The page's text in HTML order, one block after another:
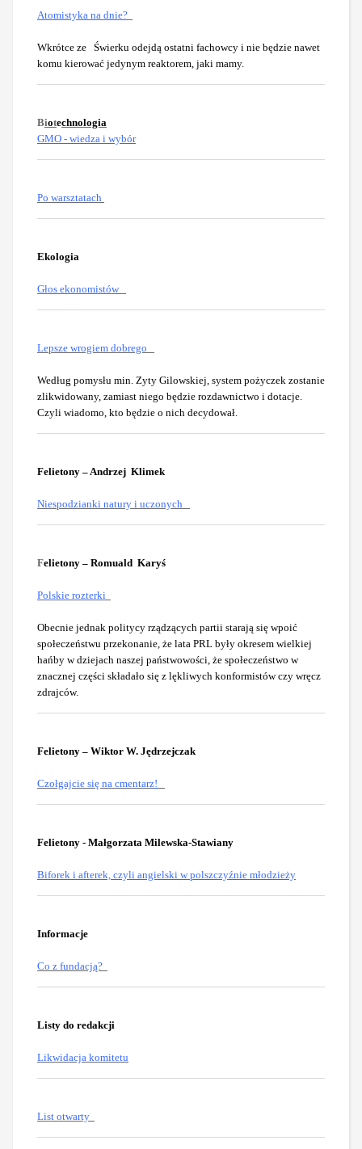
Atomistyka na dnie?
Wkrótce ze Świerku odejdą ostatni fachowcy i nie będzie nawet
komu kierować jedynym reaktorem, jaki mamy.
Biotechnologia
GMO - wiedza i wybór
Po warsztatach
Ekologia
Głos ekonomistów
Lepsze wrogiem dobrego
Według pomysłu min. Zyty Gilowskiej, system pożyczek zostanie
zlikwidowany, zamiast niego będzie rozdawnictwo i dotacje.
Czyli wiadomo, kto będzie o nich decydował.
Felietony – Andrzej Klimek
Niespodzianki natury i uczonych
Felietony – Romuald Karyś
Polskie rozterki
Obecnie jednak politycy rządzących partii starają się wpoić
społeczeństwu przekonanie, że lata PRL były okresem wielkiej
hańby w dziejach naszej państwowości, że społeczeństwo w
znacznej części składało się z lękliwych konformistów czy wręcz
zdrajców.
Felietony – Wiktor W. Jędrzejczak
Czołgajcie się na cmentarz!
Felietony - Małgorzata Milewska-Stawiany
Biforek i afterek, czyli angielski w polszczyźnie młodzieży
Informacje
Co z fundacją?
Listy do redakcji
Likwidacja komitetu
List otwarty